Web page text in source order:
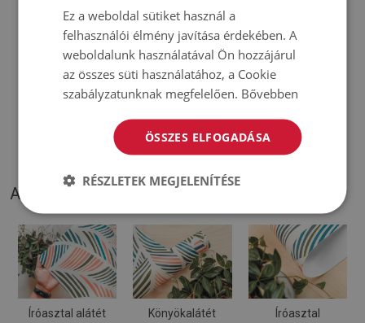
Anyag:PES hálóval erősített vinyl;
Vastagság:1,6 mm;
A szőnyegek árnyalatai kis mértékben eltérhetnek az
illusztráción láthatóktól.
A TERMÉKÜNK KÉPEI
Íróasztal alátét Könyökalátét
Íróasztal
Ez a weboldal sütiket használ a
felhasználói élmény javítása érdekében. A
weboldalunk használatával Ön hozzájárul
az összes süti használatához, a Cookie
szabályzatunknak megfelelően. Bővebben
ÖSSZES ELFOGADÁSA
RÉSZLETEK MEGJELENÍTÉSE